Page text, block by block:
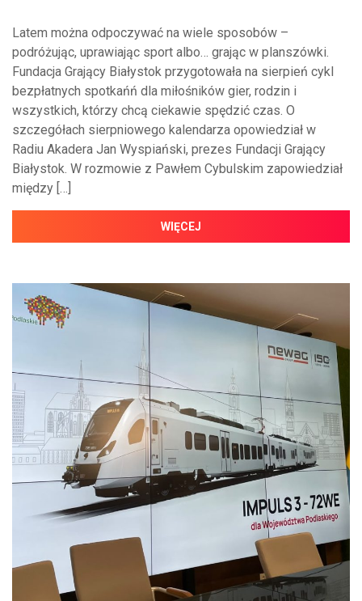
Latem można odpoczywać na wiele sposobów –
podróżując, uprawiając sport albo… grając w planszówki.
Fundacja Grający Białystok przygotowała na sierpień cykl
bezpłatnych spotkańń dla miłośników gier, rodzin i
wszystkich, którzy chcą ciekawie spędzić czas. O
szczegółach sierpniowego kalendarza opowiedział w
Radiu Akadera Jan Wyspiański, prezes Fundacji Grający
Białystok. W rozmowie z Pawłem Cybulskim zapowiedział
między […]
WIĘCEJ